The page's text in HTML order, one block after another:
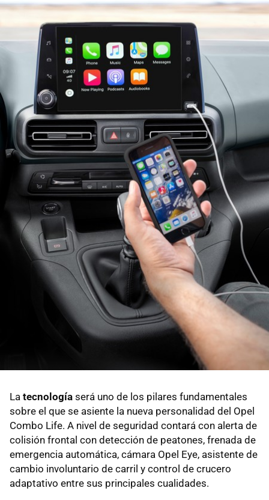
La tecnología será uno de los pilares fundamentales
sobre el que se asiente la nueva personalidad del Opel
Combo Life. A nivel de seguridad contará con alerta de
colisión frontal con detección de peatones, frenada de
emergencia automática, cámara Opel Eye, asistente de
cambio involuntario de carril y control de crucero
adaptativo entre sus principales cualidades.